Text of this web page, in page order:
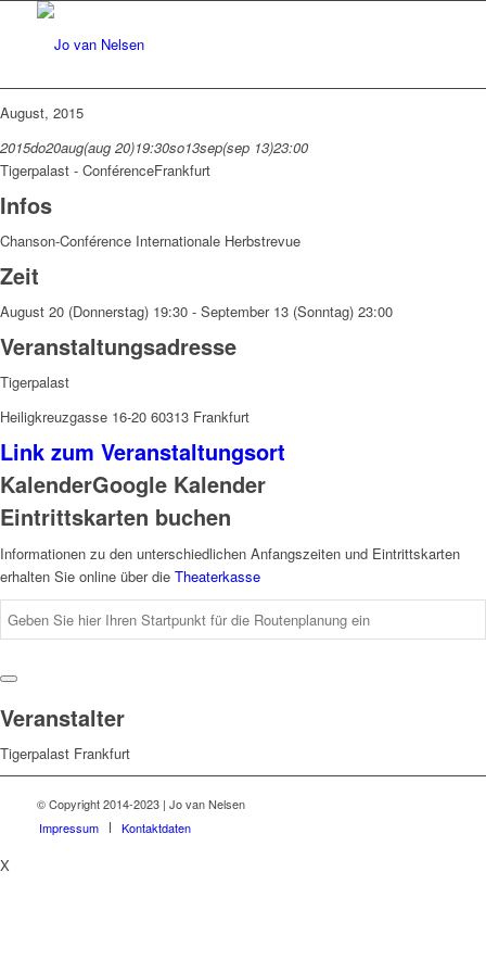
August, 2015
2015do20aug(aug 20)19:30so13sep(sep 13)23:00
Tigerpalast - ConférenceFrankfurt
Infos
Chanson-Conférence Internationale Herbstrevue
Zeit
August 20 (Donnerstag) 19:30 - September 13 (Sonntag) 23:00
Veranstaltungsadresse
Tigerpalast
Heiligkreuzgasse 16-20 60313 Frankfurt
Link zum Veranstaltungsort
KalenderGoogle Kalender
Eintrittskarten buchen
Informationen zu den unterschiedlichen Anfangszeiten und Eintrittskarten
erhalten Sie online über die Theaterkasse
Veranstalter
Tigerpalast Frankfurt
© Copyright 2014-2023 | Jo van Nelsen
Impressum
Kontaktdaten
X